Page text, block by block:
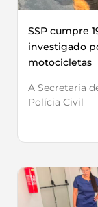
SSP cumpre
investigado
motocicletas
A Secretaria
Polícia Civil